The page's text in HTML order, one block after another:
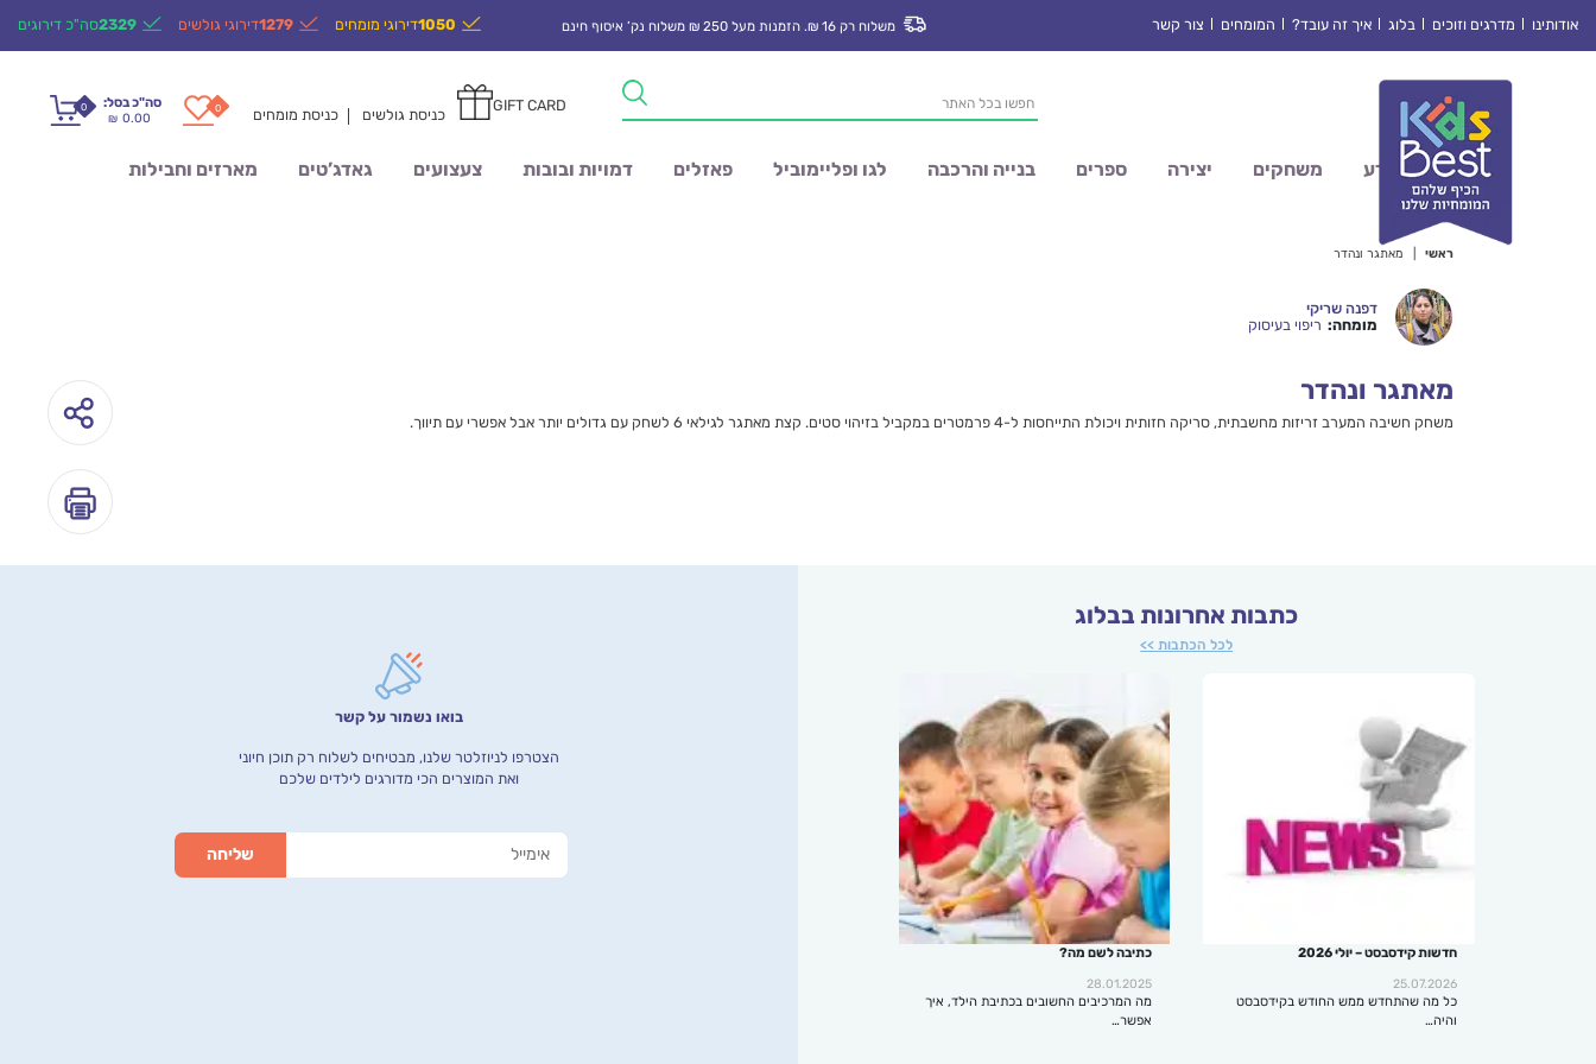
אודותינו מדרגים וזוכים בלוג איך זה עובד? המומחים צור קשר משלוח רק 16 ₪. הזמנות מעל 250 ₪ משלוח נק’ איסוף חינם 1050דירוגי מומחים 1279דירוגי גולשים 2329סה"כ דירוגים
Products
search
GIFT CARD כניסת גולשים כניסת מומחים 0
0 סה"כ בסל:
₪ 0.00
מדע משחקים יצירה ספרים בנייה והרכבה לגו ופליימוביל פאזלים דמויות ובובות צעצועים גאדג’טים מארזים וחבילות
ראשי מאתגר ונהדר
דפנה שריקי
מומחה: ריפוי בעיסוק
מאתגר ונהדר
משחק חשיבה המערב זריזות מחשבתית, סריקה חזותית ויכולת התייחסות ל-4 פרמטרים במקביל בזיהוי סטים. קצת מאתגר לגילאי 6 לשחק עם גדולים יותר אבל אפשרי עם תיווך.
כתבות אחרונות בבלוג
לכל הכתבות >>
חדשות קידסבסט – יולי 2026
25.07.2026
כל מה שהתחדש ממש החודש בקידסבסט
והיה…
כתיבה לשם מה?
28.01.2025
מה המרכיבים החשובים בכתיבת הילד, איך
אפשר…
בואו נשמור על קשר
הצטרפו לניוזלטר שלנו, מבטיחים לשלוח רק תוכן חיוני
ואת המוצרים הכי מדורגים לילדים שלכם